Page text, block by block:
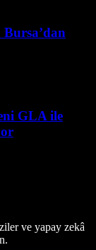
GLA ile
ve yapay zekâ